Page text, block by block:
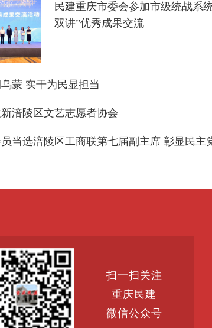
民建重庆市委会参加市级统战系
双讲”优秀成果交流
蒙 实干为民显担当
涪陵区文艺志愿者协会
选涪陵区工商联第七届副主席 彰显民主党派服务民营经济担
扫一扫关注
重庆民建
微信公众号